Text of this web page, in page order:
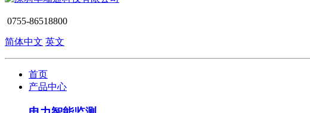
0755-86518800
简体中文 英文
首页
产品中心